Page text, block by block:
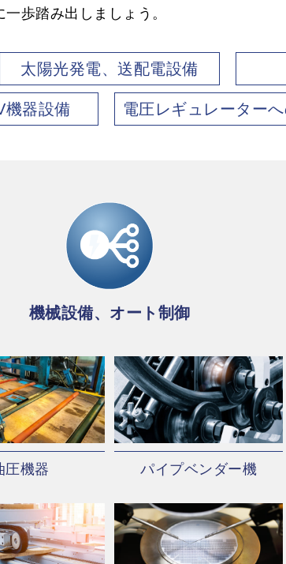
歩踏み出しましょう。
太陽光発電、送配電設備
機器設備 電圧レギュレーター
機械設備、オート制御
圧機器 パイプベンダー機